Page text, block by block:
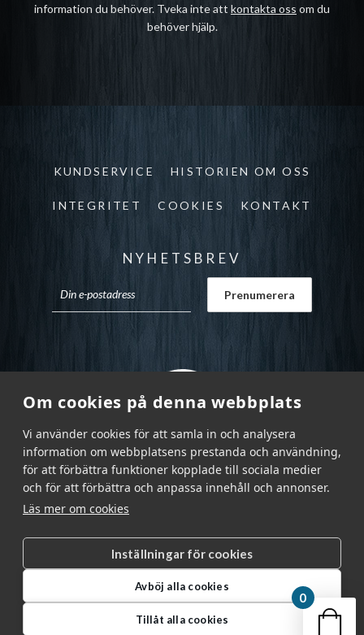
Om cookies på denna webbplats
Vi använder cookies för att samla in och analysera
information om webbplatsens prestanda och användning,
för att förbättra funktioner kopplade till sociala medier
och för att förbättra och anpassa innehåll och annonser.
Läs mer om cookies
Inställningar för cookies
Avböj alla cookies
Tillåt alla cookies
information du behöver. Tveka inte att kontakta oss om du
behöver hjälp.
KUNDSERVICE HISTORIEN OM OSS
INTEGRITET COOKIES KONTAKT
NYHETSBREV
Garnr Sverige AB © 2026 |
info@garnr.se
|
031 - 92 94 92
Din
0